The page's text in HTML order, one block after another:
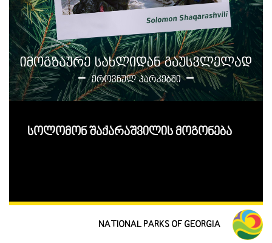
სოლომონ შაქარაშვილის მოგონება
NATIONAL PARKS OF GEORGIA